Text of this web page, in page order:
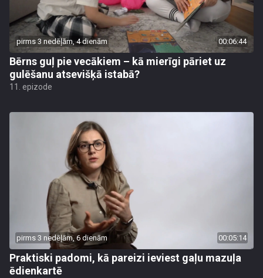
pirms 3 nedēļām, 4 dienām 00:06:44
Bērns guļ pie vecākiem – kā mierīgi pāriet uz
gulēšanu atsevišķā istabā?
11. epizode
pirms 3 nedēļām, 6 dienām 00:05:14
Praktiski padomi, kā pareizi ieviest gaļu mazuļa
ēdienkartē